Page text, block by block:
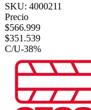
SKU: 4000211
Precio
$566.999
$351.539
C/U-38%